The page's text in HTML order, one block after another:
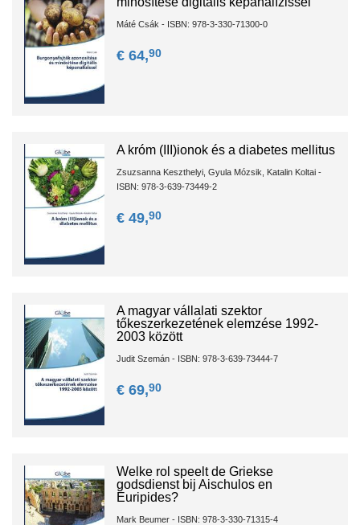
Máté Csák - ISBN: 978-3-330-71300-0
€ 64,90
A króm (III)ionok és a diabetes mellitus
Zsuzsanna Keszthelyi, Gyula Mózsik, Katalin Koltai -
ISBN: 978-3-639-73449-2
€ 49,90
A magyar vállalati szektor
tőkeszerkezetének elemzése 1992-
2003 között
Judit Szemán - ISBN: 978-3-639-73444-7
€ 69,90
Welke rol speelt de Griekse
godsdienst bij Aischulos en
Euripides?
Mark Beumer - ISBN: 978-3-330-71315-4